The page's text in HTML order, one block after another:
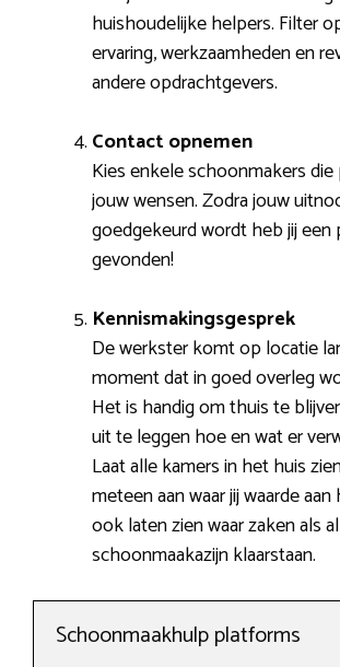
huishoudelijke helpers. Filter
ervaring, werkzaamheden en
andere opdrachtgevers.
Contact opnemen
Kies enkele schoonmakers die
jouw wensen. Zodra jouw
goedgekeurd wordt heb jij
gevonden!
Kennismakingsgesprek
De werkster komt op locatie
moment dat in goed overleg
Het is handig om thuis te
uit te leggen hoe en wat er
Laat alle kamers in het huis
meteen aan waar jij waarde
ook laten zien waar zaken als
schoonmaakazijn klaarstaan.
Schoonmaakhulp platforms